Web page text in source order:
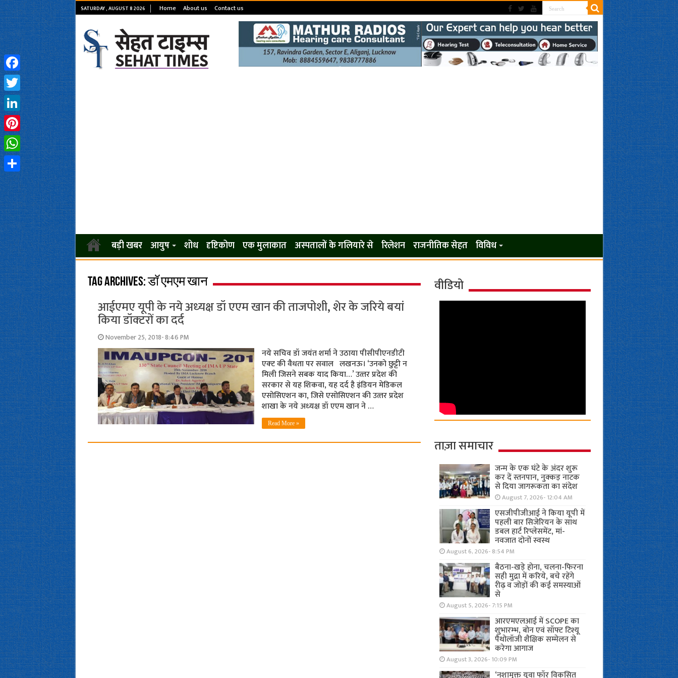
SATURDAY , AUGUST 8 2026 Home About us Contact us
बड़ी खबर आयुष शोध दृष्टिकोण एक मुलाकात अस्पतालों के गलियारे से रिलेशन राजनीतिक सेहत विविध
Tag Archives:डॉ एमएम खान
आईएमए यूपी के नये अध्‍यक्ष डॉ एएम खान की ताजपोशी, शेर के जरिये बयां
किया डॉक्‍टरों का दर्द
November 25, 2018- 8:46 PM
नये सचिव डॉ जयंत शर्मा ने उठाया पीसीपीएनडीटी
एक्‍ट की वैधता पर सवाल लखनऊ। ‘उनको छुट्टी न
मिली जिसने सबक याद किया…’ उत्‍तर प्रदेश की
सरकार से यह शिकवा, यह दर्द है इंडियन मेडिकल
एसोसिएशन का, जिसे एसोसिएशन की उत्‍तर प्रदेश
शाखा के नये अध्‍यक्ष डॉ एएम खान ने …
Read More »
वीडियो
ताज़ा समाचार
जन्म के एक घंटे के अंदर शुरू
कर दें स्तनपान, नुक्कड़ नाटक
से दिया जागरूकता का संदेश
August 7, 2026- 12:04 AM
एसजीपीजीआई ने किया यूपी में
पहली बार सिजेरियन के साथ
डबल हार्ट रिप्लेसमेंट, मां-
नवजात दोनों स्वस्थ
August 6, 2026- 8:54 PM
बैठना-खड़े होना, चलना-फिरना
सही मुद्रा में करिये, बचे रहेंगे
रीढ़ व जोड़ों की कई समस्याओं
से
August 5, 2026- 7:15 PM
आरएमएलआई में SCOPE का
शुभारम्भ, बोन एवं सॉफ्ट टिश्यू
पैथोलॉजी शैक्षिक सम्मेलन से
करेगा आगाज
August 3, 2026- 10:09 PM
‘नशामुक्त युवा फॉर विकसित
Facebook
Twitter
LinkedIn
Pinterest
WhatsApp
Share